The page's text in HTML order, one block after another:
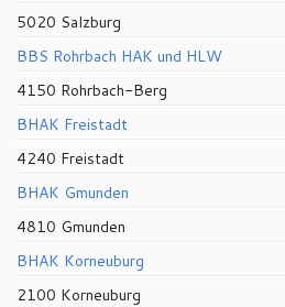
5020 Salzburg
BBS Rohrbach HAK und HLW
4150 Rohrbach-Berg
BHAK Freistadt
4240 Freistadt
BHAK Gmunden
4810 Gmunden
BHAK Korneuburg
2100 Korneuburg